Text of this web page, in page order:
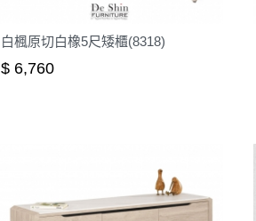
白楓原切白橡5尺矮櫃(8318)
$ 6,760